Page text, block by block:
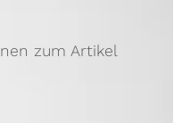
zum Artikel